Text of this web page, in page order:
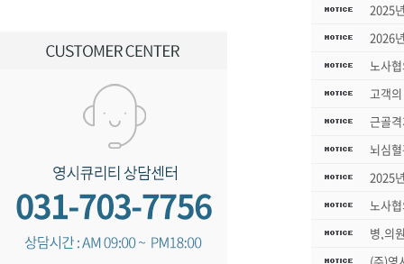
2025
2026
노사
고객
근골
뇌심
2025
노사
병,의